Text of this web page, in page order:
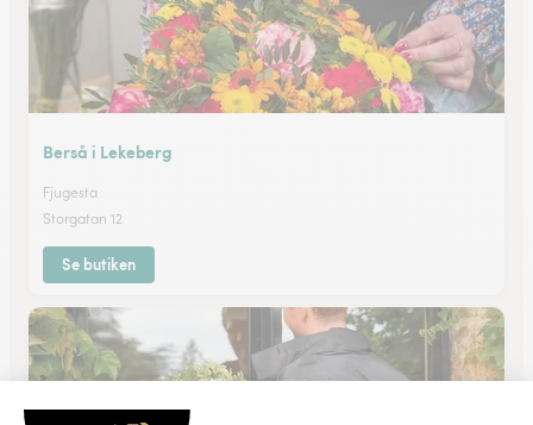
Berså i Lekeberg
Fjugesta
Storgatan 12
Se butiken